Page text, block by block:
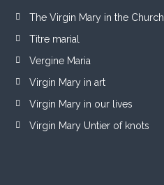
The Virgin Mary in the Church
Titre marial
Vergine Maria
Virgin Mary in art
Virgin Mary in our lives
Virgin Mary Untier of knots